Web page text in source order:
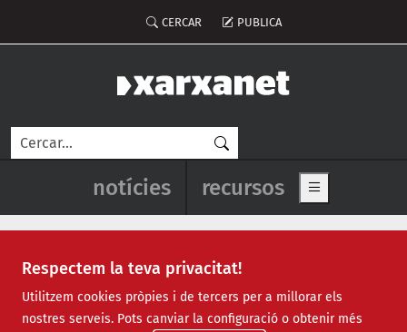
Respectem la teva privacitat!
Utilitzem cookies pròpies i de tercers per a millorar els
nostres serveis. Pots canviar la configuració o obtenir més
Menú del compte d'usuari
CERCAR PUBLICA
Cerca
Navegació principal de
notícies recursos Show main
assistència sanitària